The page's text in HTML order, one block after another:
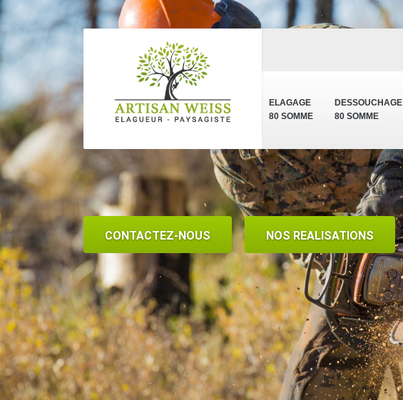
ELAGAGE
80 SOMME
DESSOUCHAGE
80 SOMME
CONTACTEZ-NOUS NOS REALISATIONS